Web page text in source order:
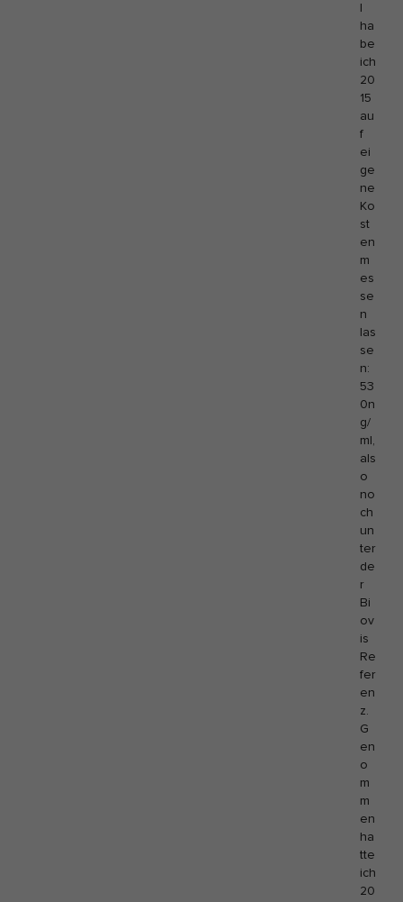
l
ha
be
ich
20
15
au
f
ei
ge
ne
Ko
st
en
m
es
se
n
las
se
n:
53
0n
g/
ml,
als
o
no
ch
un
ter
de
r
Bi
ov
is
Re
fer
en
z.
G
en
o
m
m
en
ha
tte
ich
20